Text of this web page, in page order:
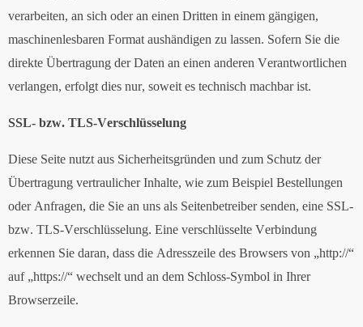
verarbeiten, an sich oder an einen Dritten in einem gängigen,
maschinenlesbaren Format aushändigen zu lassen. Sofern Sie die
direkte Übertragung der Daten an einen anderen Verantwortlichen
verlangen, erfolgt dies nur, soweit es technisch machbar ist.
SSL- bzw. TLS-Verschlüsselung
Diese Seite nutzt aus Sicherheitsgründen und zum Schutz der
Übertragung vertraulicher Inhalte, wie zum Beispiel Bestellungen
oder Anfragen, die Sie an uns als Seitenbetreiber senden, eine SSL-
bzw. TLS-Verschlüsselung. Eine verschlüsselte Verbindung
erkennen Sie daran, dass die Adresszeile des Browsers von „http://“
auf „https://“ wechselt und an dem Schloss-Symbol in Ihrer
Browserzeile.